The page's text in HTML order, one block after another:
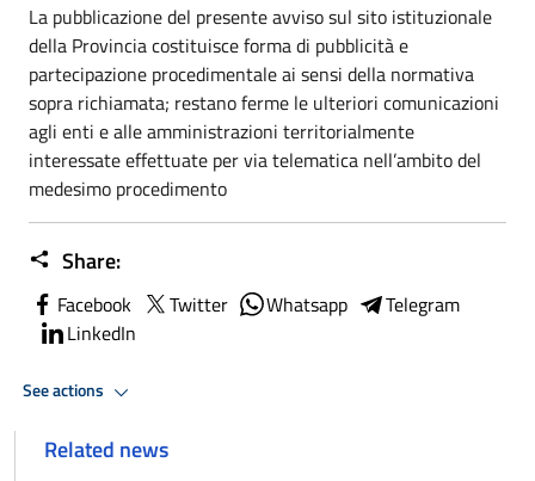
La pubblicazione del presente avviso sul sito istituzionale
della Provincia costituisce forma di pubblicità e
partecipazione procedimentale ai sensi della normativa
sopra richiamata; restano ferme le ulteriori comunicazioni
agli enti e alle amministrazioni territorialmente
interessate effettuate per via telematica nell’ambito del
medesimo procedimento
Share:
Facebook Twitter Whatsapp
Telegram
LinkedIn
See actions
Related news